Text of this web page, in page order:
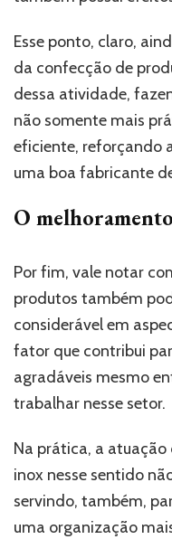
Esse ponto, claro,
da confecção de
dessa atividade,
não somente mais
eficiente, reforçando
uma boa fabricante
O
Por fim, vale notar
produtos também
considerável em
fator que contribui
agradáveis mesmo
trabalhar nesse setor.
Na prática, a
inox nesse sentido
servindo, também,
uma organização